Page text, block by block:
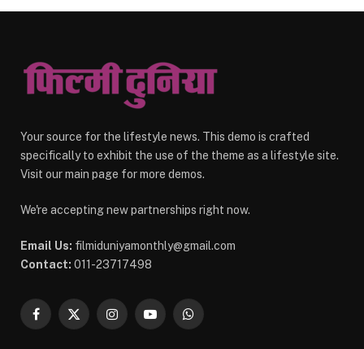
Your source for the lifestyle news. This demo is crafted
specifically to exhibit the use of the theme as a lifestyle site.
Visit our main page for more demos.
We're accepting new partnerships right now.
Email Us: filmiduniyamonthly@gmail.com
Contact: 011-23717498
Facebook
X
InstagramYouTubeWhatsApp